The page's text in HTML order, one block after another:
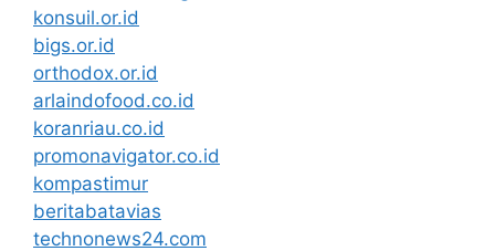
konsuil.or.id
bigs.or.id
orthodox.or.id
arlaindofood.co.id
koranriau.co.id
promonavigator.co.id
kompastimur
beritabatavias
technonews24.com